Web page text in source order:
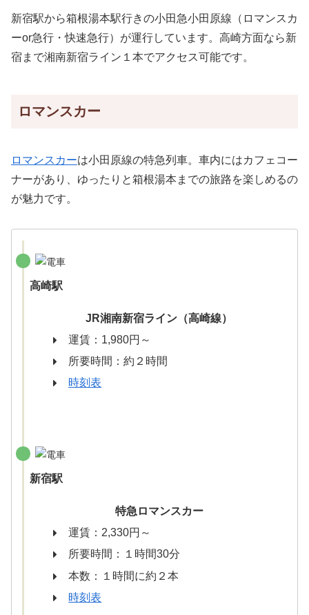
新宿駅から箱根湯本駅行きの小田急小田原線（ロマンスカ
ーor急行・快速急行）が運行しています。高崎方面なら新
宿まで湘南新宿ライン１本でアクセス可能です。
ロマンスカー
ロマンスカーは小田原線の特急列車。車内にはカフェコー
ナーがあり、ゆったりと箱根湯本までの旅路を楽しめるの
が魅力です。
高崎駅
JR湘南新宿ライン（高崎線）
運賃：1,980円～
所要時間：約２時間
時刻表
新宿駅
特急ロマンスカー
運賃：2,330円～
所要時間：１時間30分
本数：１時間に約２本
時刻表